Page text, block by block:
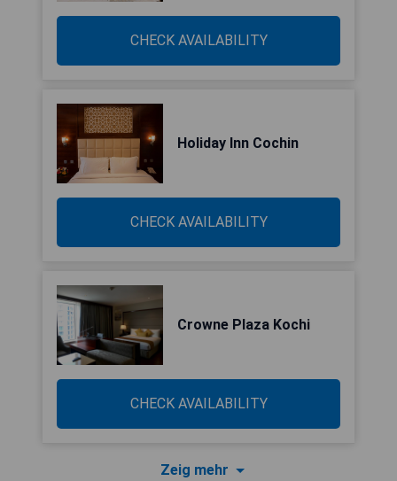
CHECK AVAILABILITY
Holiday Inn Cochin
CHECK AVAILABILITY
Crowne Plaza Kochi
CHECK AVAILABILITY
Zeig mehr